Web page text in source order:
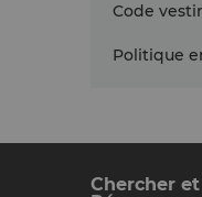
Code
Politique
Chercher et